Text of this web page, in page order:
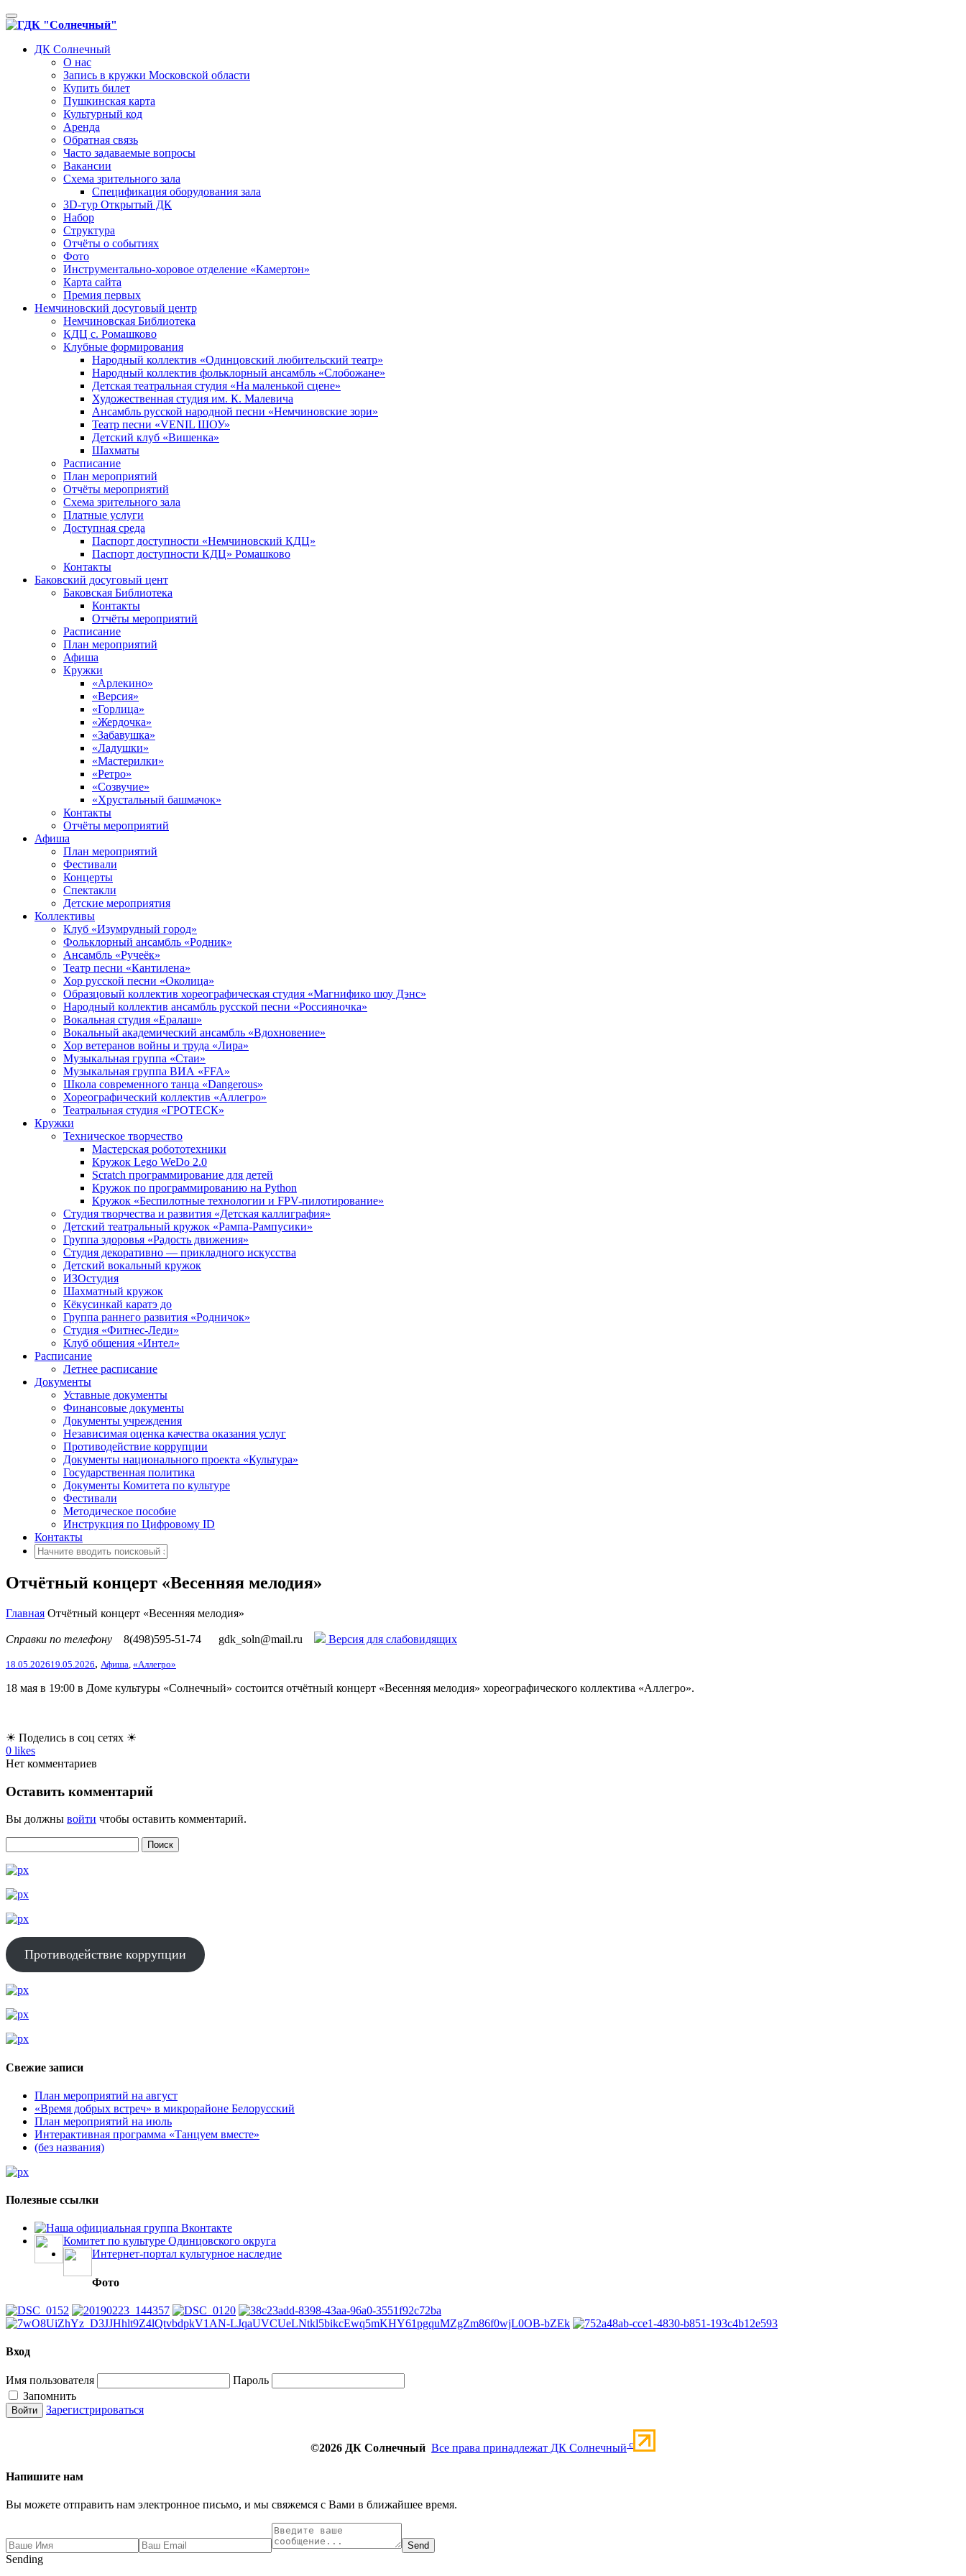
Toggle
navigation
ДК Солнечный
О нас
Запись в кружки Московской области
Купить билет
Пушкинская карта
Культурный код
Аренда
Обратная связь
Часто задаваемые вопросы
Вакансии
Схема зрительного зала
Спецификация оборудования зала
3D-тур Открытый ДК
Набор
Структура
Отчёты о событиях
Фото
Инструментально-хоровое отделение «Камертон»
Карта сайта
Премия первых
Немчиновский досуговый центр
Немчиновская Библиотека
КДЦ с. Ромашково
Клубные формирования
Народный коллектив «Одинцовский любительский театр»
Народный коллектив фольклорный ансамбль «Слобожане»
Детская театральная студия «На маленькой сцене»
Художественная студия им. К. Малевича
Ансамбль русской народной песни «Немчиновские зори»
Театр песни «VENIL ШОУ»
Детский клуб «Вишенка»
Шахматы
Расписание
План мероприятий
Отчёты мероприятий
Схема зрительного зала
Платные услуги
Доступная среда
Паспорт доступности «Немчиновский КДЦ»
Паспорт доступности КДЦ» Ромашково
Контакты
Баковский досуговый цент
Баковская Библиотека
Контакты
Отчёты мероприятий
Расписание
План мероприятий
Афиша
Кружки
«Арлекино»
«Версия»
«Горлица»
«Жердочка»
«Забавушка»
«Ладушки»
«Мастерилки»
«Ретро»
«Созвучие»
«Хрустальный башмачок»
Контакты
Отчёты мероприятий
Афиша
План мероприятий
Фестивали
Концерты
Спектакли
Детские мероприятия
Коллективы
Клуб «Изумрудный город»
Фольклорный ансамбль «Родник»
Ансамбль «Ручеёк»
Театр песни «Кантилена»
Хор русской песни «Околица»
Образцовый коллектив хореографическая студия «Магнифико шоу Дэнс»
Народный коллектив ансамбль русской песни «Россияночка»
Вокальная студия «Ералаш»
Вокальный академический ансамбль «Вдохновение»
Хор ветеранов войны и труда «Лира»
Музыкальная группа «Стаи»
Музыкальная группа ВИА «FFA»
Школа современного танца «Dangerous»
Хореографический коллектив «Аллегро»
Театральная студия «ГРОТЕСК»
Кружки
Техническое творчество
Мастерская робототехники
Кружок Lego WeDo 2.0
Scratch программирование для детей
Кружок по программированию на Python
Кружок «Беспилотные технологии и FPV-пилотирование»
Студия творчества и развития «Детская каллиграфия»
Детский театральный кружок «Рампа-Рампусики»
Группа здоровья «Радость движения»
Студия декоративно — прикладного искусства
Детский вокальный кружок
ИЗОстудия
Шахматный кружок
Кёкусинкай каратэ до
Группа раннего развития «Родничок»
Cтудия «Фитнес-Леди»
Клуб общения «Интел»
Расписание
Летнее расписание
Документы
Уставные документы
Финансовые документы
Документы учреждения
Независимая оценка качества оказания услуг
Противодействие коррупции
Документы национального проекта «Культура»
Государственная политика
Документы Комитета по культуре
Фестивали
Методическое пособие
Инструкция по Цифровому ID
Контакты
Отчётный концерт «Весенняя мелодия»
Главная Отчётный концерт «Весенняя мелодия»
Справки по телефону 8(498)595-51-74 gdk_soln@mail.ru Версия для слабовидящих
18.05.202619.05.2026, Афиша «Аллегро»
18 мая в 19:00 в Доме культуры «Солнечный» состоится отчётный концерт «Весенняя мелодия» хореографического коллектива «Аллегро».
☀ Поделись в соц сетях ☀
0 likes
Нет комментариев
Оставить комментарий
Вы должны войти чтобы оставить комментарий.
Противодействие коррупции
Свежие записи
План мероприятий на август
«Время добрых встреч» в микрорайоне Белорусский
План мероприятий на июль
Интерактивная программа «Танцуем вместе»
(без названия)
Полезные ссылки
Наша официальная группа Вконтакте
Комитет по культуре Одинцовского округа
Интернет-портал культурное наследие
Фото
Вход
Имя пользователя
Пароль
Запомнить
Зарегистрироваться
©2026 ДК Солнечный Все права принадлежат ДК Солнечный c
Напишите нам
Вы можете отправить нам электронное письмо, и мы свяжемся с Вами в ближайшее время.
Send
Sending